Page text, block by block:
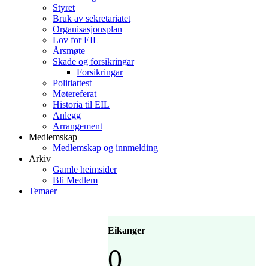
Styret
Bruk av sekretariatet
Organisasjonsplan
Lov for EIL
Årsmøte
Skade og forsikringar
Forsikringar
Politiattest
Møtereferat
Historia til EIL
Anlegg
Arrangement
Medlemskap
Medlemskap og innmelding
Arkiv
Gamle heimsider
Bli Medlem
Temaer
Eikanger
0